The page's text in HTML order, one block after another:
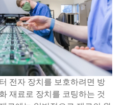
전자 장치를 보호하려면 방
재료로 장치를 코팅하는 것